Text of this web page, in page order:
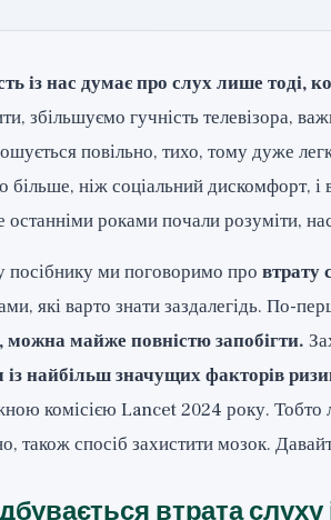
із нас думає про слух лише тоді,
збільшуємо гучність телевізора,
повільно, тихо, тому дуже
більше, ніж соціальний дискомфорт,
роками почали розуміти,
посібнику ми поговоримо про втрату
які варто знати заздалегідь. По-
майже повністю запобігти.
із найбільш значущих факторів
комісією Lancet 2024 року. Тобто
також спосіб захистити мозок.
втрата слуху